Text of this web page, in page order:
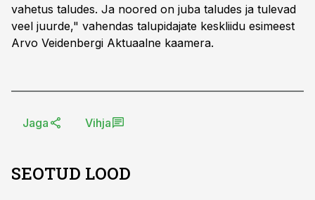
vahetus taludes. Ja noored on juba taludes ja tulevad
veel juurde," vahendas talupidajate keskliidu esimeest
Arvo Veidenbergi Aktuaalne kaamera.
Jaga Vihja
SEOTUD LOOD